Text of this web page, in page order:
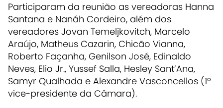
Participaram da reunião as vereadoras Hanna
Santana e Nanáh Cordeiro, além dos
vereadores Jovan Temeljkovitch, Marcelo
Araújo, Matheus Cazarin, Chicão Vianna,
Roberto Façanha, Genilson José, Edinaldo
Neves, Elio Jr., Yussef Salla, Hesley Sant’Ana,
Samyr Qualhada e Alexandre Vasconcellos (1º
vice-presidente da Câmara).